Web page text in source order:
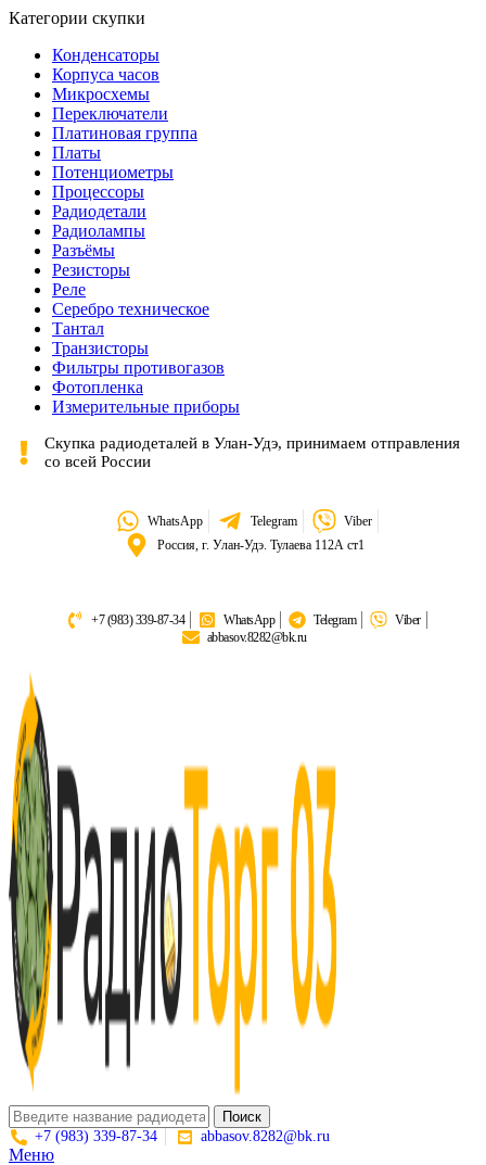
Категории скупки
Конденсаторы
Корпуса часов
Микросхемы
Переключатели
Платиновая группа
Платы
Потенциометры
Процессоры
Радиодетали
Радиолампы
Разъёмы
Резисторы
Реле
Серебро техническое
Тантал
Транзисторы
Фильтры противогазов
Фотопленка
Измерительные приборы
Скупка радиодеталей в Улан-Удэ, принимаем отправления
со всей России
WhatsApp Telegram
Viber
Россия, г. Улан-Удэ. Тулаева 112А ст1
+7 (983) 339-87-34 WhatsApp Telegram
Viber
abbasov.8282@bk.ru
Поиск
+7 (983) 339-87-34
abbasov.8282@bk.ru
Меню